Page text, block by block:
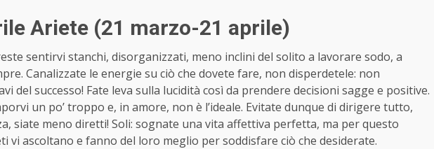
Ariete (21 marzo-21 aprile)
sentirvi stanchi, disorganizzati, meno inclini del solito a lavorare sodo, a
Canalizzate le energie su ciò che dovete fare, non disperdetele: non
del successo! Fate leva sulla lucidità così da prendere decisioni sagge e positive.
un po’ troppo e, in amore, non è l’ideale. Evitate dunque di dirigere tutto,
siate meno diretti! Soli: sognate una vita affettiva perfetta, ma per questo
vi ascoltano e fanno del loro meglio per soddisfare ciò che desiderate.